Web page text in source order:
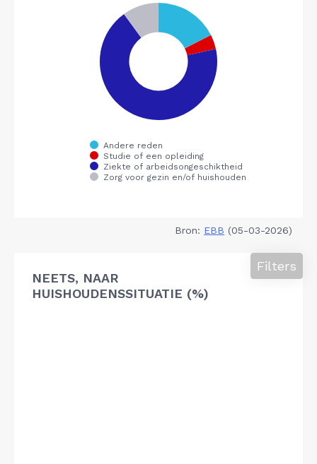
Bron: EBB (05-03-2026)
NEETS, NAAR
HUISHOUDENSSITUATIE (%)
Filters